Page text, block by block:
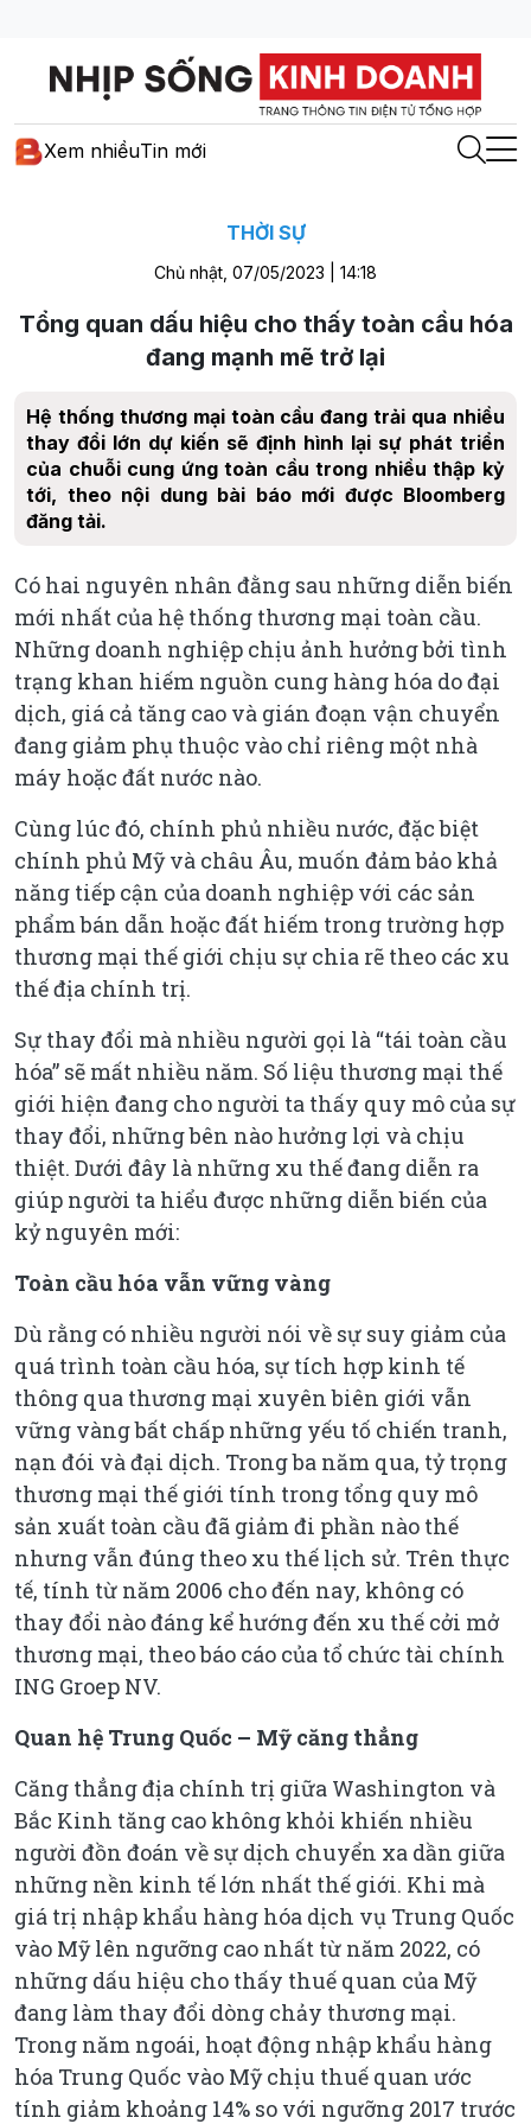
Xem nhiềuTin mới
THỜI SỰ
Chủ nhật, 07/05/2023 | 14:18
Tổng quan dấu hiệu cho thấy toàn cầu hóa
đang mạnh mẽ trở lại
Hệ thống thương mại toàn cầu đang trải qua nhiều
thay đổi lớn dự kiến sẽ định hình lại sự phát triển
của chuỗi cung ứng toàn cầu trong nhiều thập kỷ
tới, theo nội dung bài báo mới được Bloomberg
đăng tải.
Có hai nguyên nhân đằng sau những diễn biến
mới nhất của hệ thống thương mại toàn cầu.
Những doanh nghiệp chịu ảnh hưởng bởi tình
trạng khan hiếm nguồn cung hàng hóa do đại
dịch, giá cả tăng cao và gián đoạn vận chuyển
đang giảm phụ thuộc vào chỉ riêng một nhà
máy hoặc đất nước nào.
Cùng lúc đó, chính phủ nhiều nước, đặc biệt
chính phủ Mỹ và châu Âu, muốn đảm bảo khả
năng tiếp cận của doanh nghiệp với các sản
phẩm bán dẫn hoặc đất hiếm trong trường hợp
thương mại thế giới chịu sự chia rẽ theo các xu
thế địa chính trị.
Sự thay đổi mà nhiều người gọi là “tái toàn cầu
hóa” sẽ mất nhiều năm. Số liệu thương mại thế
giới hiện đang cho người ta thấy quy mô của sự
thay đổi, những bên nào hưởng lợi và chịu
thiệt. Dưới đây là những xu thế đang diễn ra
giúp người ta hiểu được những diễn biến của
kỷ nguyên mới:
Toàn cầu hóa vẫn vững vàng
Dù rằng có nhiều người nói về sự suy giảm của
quá trình toàn cầu hóa, sự tích hợp kinh tế
thông qua thương mại xuyên biên giới vẫn
vững vàng bất chấp những yếu tố chiến tranh,
nạn đói và đại dịch. Trong ba năm qua, tỷ trọng
thương mại thế giới tính trong tổng quy mô
sản xuất toàn cầu đã giảm đi phần nào thế
nhưng vẫn đúng theo xu thế lịch sử. Trên thực
tế, tính từ năm 2006 cho đến nay, không có
thay đổi nào đáng kể hướng đến xu thế cởi mở
thương mại, theo báo cáo của tổ chức tài chính
ING Groep NV.
Quan hệ Trung Quốc – Mỹ căng thẳng
Căng thẳng địa chính trị giữa Washington và
Bắc Kinh tăng cao không khỏi khiến nhiều
người đồn đoán về sự dịch chuyển xa dần giữa
những nền kinh tế lớn nhất thế giới. Khi mà
giá trị nhập khẩu hàng hóa dịch vụ Trung Quốc
vào Mỹ lên ngưỡng cao nhất từ năm 2022, có
những dấu hiệu cho thấy thuế quan của Mỹ
đang làm thay đổi dòng chảy thương mại.
Trong năm ngoái, hoạt động nhập khẩu hàng
hóa Trung Quốc vào Mỹ chịu thuế quan ước
tính giảm khoảng 14% so với ngưỡng 2017 trước